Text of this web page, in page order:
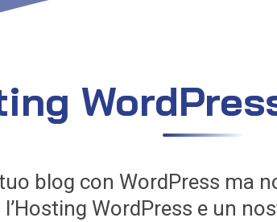
blog con WordPress ma
WordPress e un